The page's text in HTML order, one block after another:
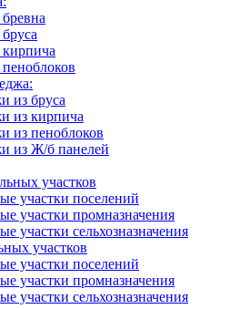
из бруса
из кирпича
из пеноблоков
из Ж/б панелей
участков
участки поселений
участки промназначения
участки сельхозназначения
участков
участки поселений
участки промназначения
участки сельхозназначения